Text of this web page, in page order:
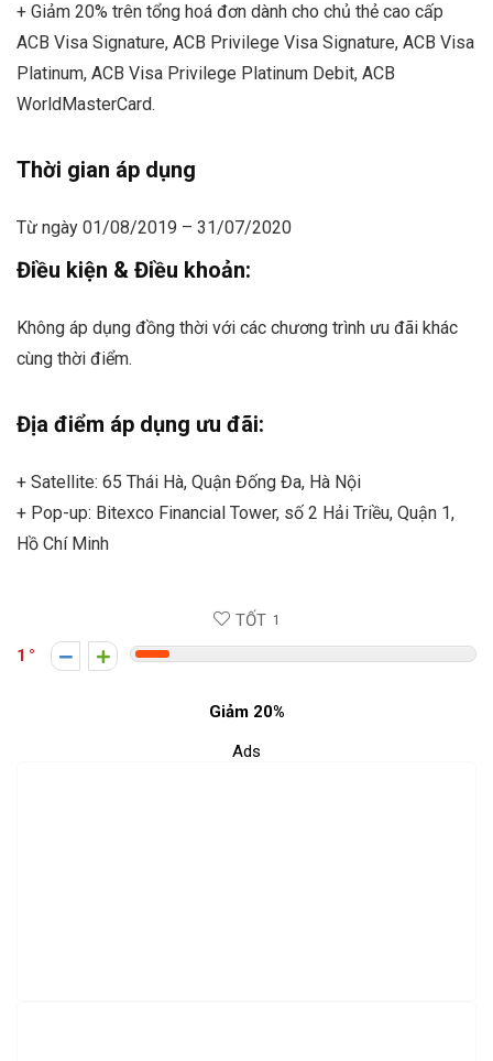
+ Giảm 20% trên tổng hoá đơn dành cho chủ thẻ cao cấp
ACB Visa Signature, ACB Privilege Visa Signature, ACB Visa
Platinum, ACB Visa Privilege Platinum Debit, ACB
WorldMasterCard.
Thời gian áp dụng
Từ ngày 01/08/2019 – 31/07/2020
Điều kiện & Điều khoản:
Không áp dụng đồng thời với các chương trình ưu đãi khác
cùng thời điểm.
Địa điểm áp dụng ưu đãi:
+ Satellite: 65 Thái Hà, Quận Đống Đa, Hà Nội
+ Pop-up: Bitexco Financial Tower, số 2 Hải Triều, Quận 1,
Hồ Chí Minh
TỐT 1
1
Giảm 20%
Ads